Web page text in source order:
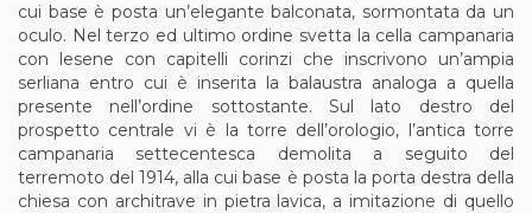
cui base è posta un’elegante balconata, sormontata da un
oculo. Nel terzo ed ultimo ordine svetta la cella campanaria
con lesene con capitelli corinzi che inscrivono un’ampia
serliana entro cui è inserita la balaustra analoga a quella
presente nell’ordine sottostante. Sul lato destro del
prospetto centrale vi è la torre dell’orologio, l’antica torre
campanaria settecentesca demolita a seguito del
terremoto del 1914, alla cui base è posta la porta destra della
chiesa con architrave in pietra lavica, a imitazione di quello